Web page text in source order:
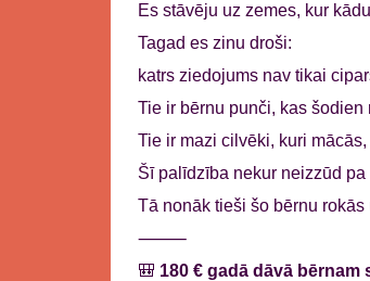
Es stāvēju uz zemes, kur
Tagad es zinu droši:
katrs ziedojums nav tikai
Tie ir bērnu punči, kas šodien
Tie ir mazi cilvēki, kuri
Šī palīdzība nekur neizzūd pa
Tā nonāk tieši šo bērnu rokās
⸻
🎒 180 € gadā dāvā bērnam